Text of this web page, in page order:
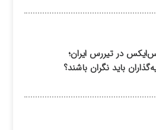
در تیررس ایران؛
باید نگران باشند؟